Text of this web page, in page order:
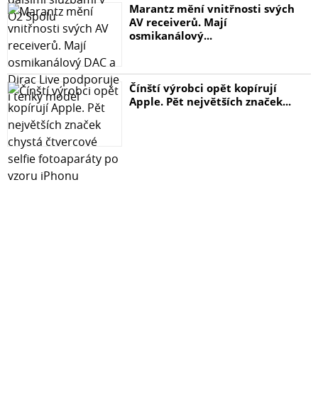
Marantz mění vnitřnosti svých
AV receiverů. Mají
osmikanálový...
Čínští výrobci opět kopírují
Apple. Pět největších značek...